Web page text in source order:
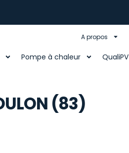
A propos
Pompe à chaleur QualiPV
(83)